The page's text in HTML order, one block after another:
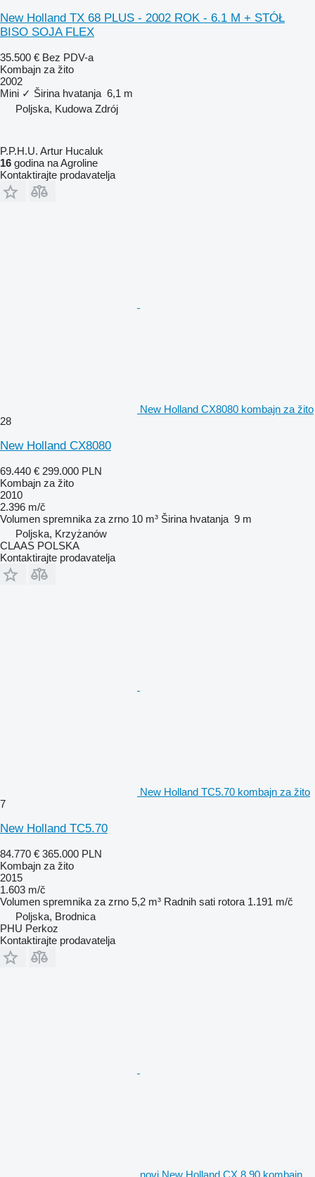
New Holland TX 68 PLUS - 2002 ROK - 6.1 M + STÓŁ
BISO SOJA FLEX
35.500 € Bez PDV-a
Kombajn za žito
2002
Mini ✓ Širina hvatanja 6,1 m
Poljska, Kudowa Zdrój
P.P.H.U. Artur Hucaluk
16 godina na Agroline
Kontaktirajte prodavatelja
New Holland CX8080 kombajn za žito
28
New Holland CX8080
69.440 € 299.000 PLN
Kombajn za žito
2010
2.396 m/č
Volumen spremnika za zrno 10 m³ Širina hvatanja 9 m
Poljska, Krzyżanów
CLAAS POLSKA
Kontaktirajte prodavatelja
New Holland TC5.70 kombajn za žito
7
New Holland TC5.70
84.770 € 365.000 PLN
Kombajn za žito
2015
1.603 m/č
Volumen spremnika za zrno 5,2 m³ Radnih sati rotora 1.191 m/č
Poljska, Brodnica
PHU Perkoz
Kontaktirajte prodavatelja
novi New Holland CX 8.90 kombajn